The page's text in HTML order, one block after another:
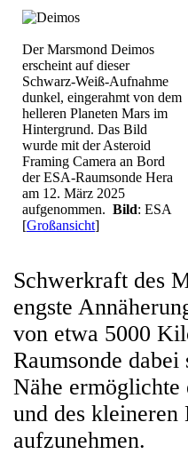
Der Marsmond Deimos
erscheint auf dieser
Schwarz-Weiß-Aufnahme
dunkel, eingerahmt von dem
helleren Planeten Mars im
Hintergrund. Das Bild
wurde mit der Asteroid
Framing Camera an Bord
der ESA-Raumsonde Hera
am 12. März 2025
aufgenommen. Bild: ESA
[Großansicht]
Schwerkraft des
engste
von etwa 5000
Raumsonde
Nähe ermöglichte
und des kleineren
aufzunehmen.